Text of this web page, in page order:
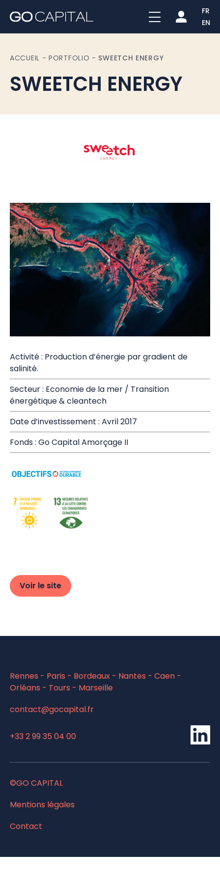
FR
EN
ACCUEIL -PORTFOLIO - SWEETCH ENERGY
SWEETCH ENERGY
Activité : Production d’énergie par gradient de
salinité.
Secteur : Economie de la mer / Transition
énergétique & cleantech
Date d’investissement : Avril 2017
Fonds : Go Capital Amorçage II
Voir le site
Rennes - Paris - Bordeaux - Nantes - Caen -
Orléans - Tours - Marseille
contact@gocapital.fr
+33 2 99 35 04 00
©GO CAPITAL
Mentions légales
Contact